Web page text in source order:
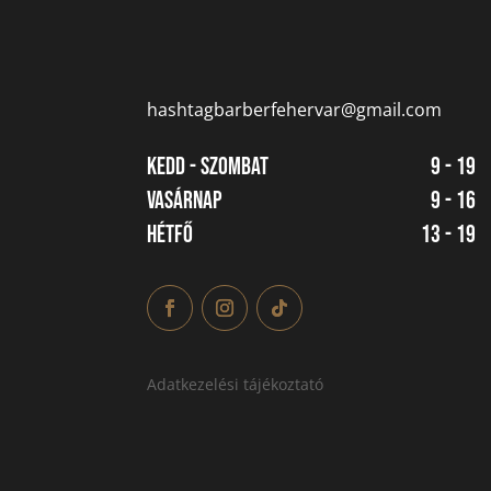
hashtagbarberfehervar@gmail.com
Kedd - Szombat
9 - 19
Vasárnap
9 - 16
Hétfő
13 - 19
Adatkezelési tájékoztató